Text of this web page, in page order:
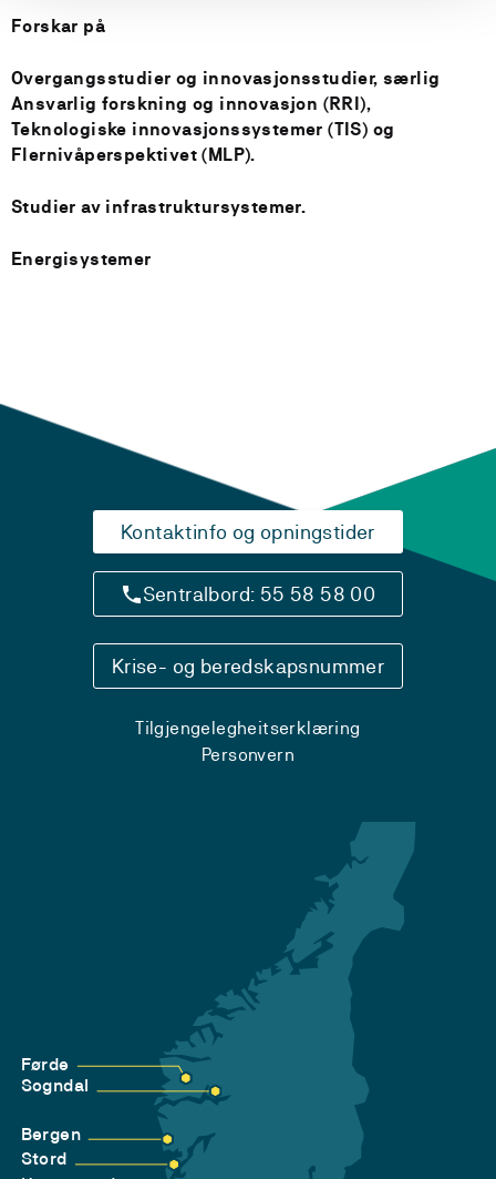
Forskar på
Overgangsstudier og innovasjonsstudier, særlig
Ansvarlig forskning og innovasjon (RRI),
Teknologiske innovasjonssystemer (TIS) og
Flernivåperspektivet (MLP).
Studier av infrastruktursystemer.
Energisystemer
Kontaktinfo og opningstider
Sentralbord: 55 58 58 00
Krise- og beredskapsnummer
Tilgjengelegheitserklæring
Personvern
Førde
Sogndal
Bergen
Stord